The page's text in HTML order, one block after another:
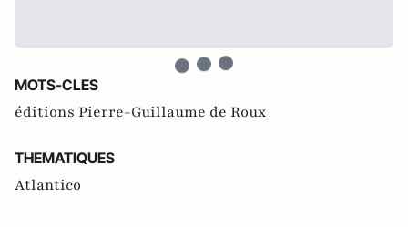
MOTS-CLES
éditions Pierre-Guillaume de Roux
THEMATIQUES
Atlantico